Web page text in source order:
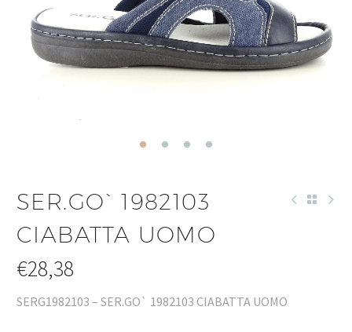
SER.GO` 1982103
CIABATTA UOMO
€28,38
SERG1982103 – SER.GO` 1982103 CIABATTA UOMO